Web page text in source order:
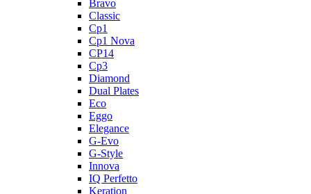
Bravo
Classic
Cp1
Cp1 Nova
CP14
Cp3
Diamond
Dual Plates
Eco
Eggo
Elegance
G-Evo
G-Style
Innova
IQ Perfetto
Keration